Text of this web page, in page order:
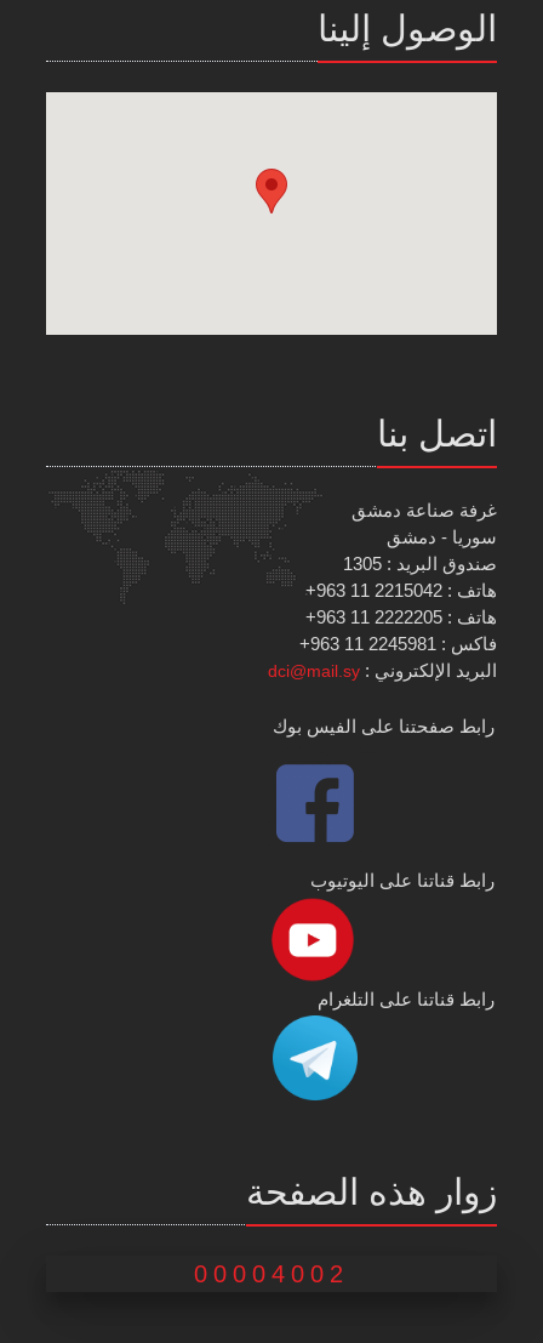
الوصول إلينا
اتصل بنا
غرفة صناعة دمشق
سوريا - دمشق
صندوق البريد : 1305
هاتف : 2215042 11 963+
هاتف : 2222205 11 963+
فاكس : 2245981 11 963+
البريد الإلكتروني :dci@mail.sy
رابط صفحتنا على الفيس بوك
رابط قناتنا على اليوتيوب
رابط قناتنا على التلغرام
زوار هذه الصفحة
00004002